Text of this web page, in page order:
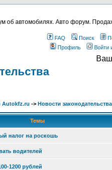
об автомобилях. Авто форум.
FAQ Поиск
Профиль
Войти
-> Новости законодательства
Темы
налог на роскошь
водителей
1200 рублей